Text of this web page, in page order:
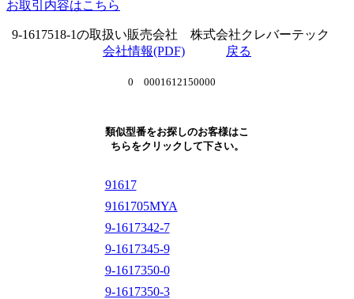
お取引内容はこちら
9-1617518-1の取扱い販売会社 株式会社クレバーテック
会社情報(PDF)
戻る
0 0001612150000
類似型番をお探しのお客様はこ
ちらをクリックして下さい。
91617
9161705MYA
9-1617342-7
9-1617345-9
9-1617350-0
9-1617350-3